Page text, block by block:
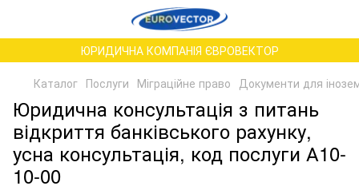
ЮРИДИЧНА КОМПАНІЯ ЄВРОВЕКТОР
Каталог Послуги Міграційне право Документи для
Юридична консультація з питань
відкриття банківського рахунку,
усна консультація, код послуги А10-
10-00